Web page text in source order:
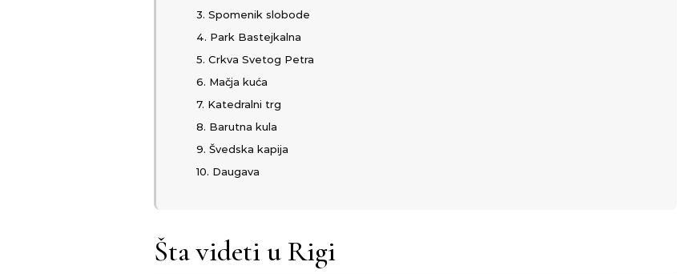
3. Spomenik slobode
4. Park Bastejkalna
5. Crkva Svetog Petra
6. Mačja kuća
7. Katedralni trg
8. Barutna kula
9. Švedska kapija
10. Daugava
Šta videti u Rigi